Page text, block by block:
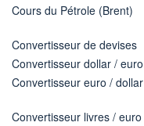
Cours du Pétrole (Brent)
Convertisseur de devises
Convertisseur dollar / euro
Convertisseur euro / dollar
Convertisseur livres / euro